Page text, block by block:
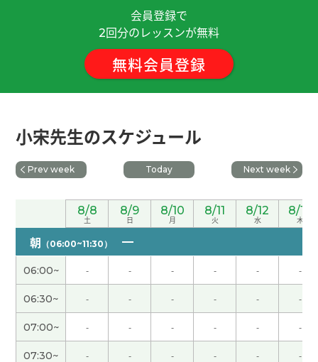
谢谢老师！ 安卓快乐 哈哈😄 下次再见
谢谢老师！今天也很开心的 下次再见！( 男性 )
次见！
非常感謝 下次見 ( 40代 男性 )
老师的声音很漂亮，今天很开心多谢啊！( 女性 )
非常感謝 下次見 ( 40代 男性 )
她讲我很热情(^^)( 女性 )
小宋老师，间隔几个月，跟您聊天很开心，而且你
倾听着帮助我说我们的旅游故事，也分享我们的心
理，就是在异国不好的事情, 回头想想，常常变成了
会員登録で
2回分のレッスンが無料
無料会員登録
小宋先生のスケジュール
Prev week Today Next week
8/8
土
8/9
日
8/10
月
8/11
火
8/12
水
8/13
木
朝 （06:00~11:30）
06:00~ - - - - - -
06:30~ - - - - - -
07:00~ - - - - - -
07:30~ - - - - - -